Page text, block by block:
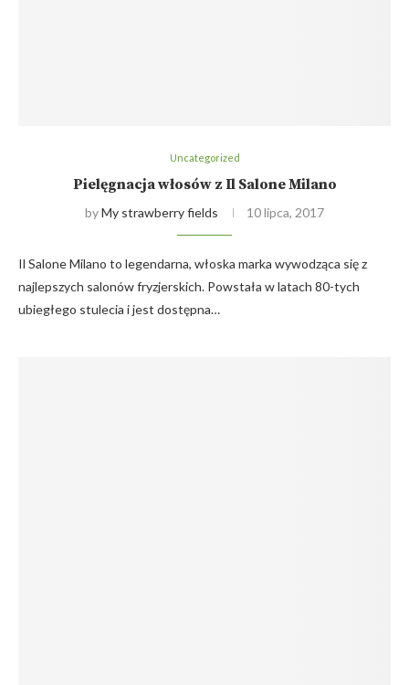
Uncategorized
Pielęgnacja włosów z Il Salone Milano
byMy strawberry fields 10 lipca, 2017
Il Salone Milano to legendarna, włoska marka wywodząca się z
najlepszych salonów fryzjerskich. Powstała w latach 80-tych
ubiegłego stulecia i jest dostępna…